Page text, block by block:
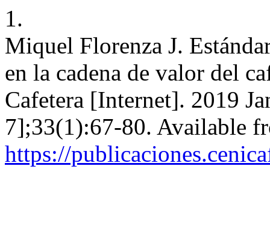
1.
Miquel Florenza J.
en la cadena de valor del
Cafetera [Internet]. 2019
7];33(1):67-80. Available
https://